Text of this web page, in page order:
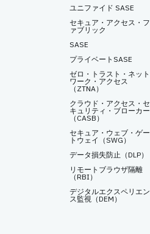
ユニファイド SASE
セキュア・アクセス・フ
ァブリック
SASE
プライベートSASE
ゼロ・トラスト・ネット
ワーク・アクセス
（ZTNA）
クラウド・アクセス・セ
キュリティ・ブローカー
（CASB）
セキュア・ウェブ・ゲー
トウェイ（SWG）
データ損失防止（DLP）
リモートブラウザ隔離
（RBI）
デジタルエクスペリエン
ス監視（DEM）